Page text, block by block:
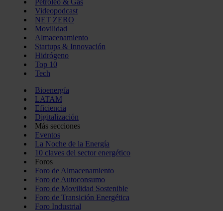
Videopodcast
NET ZERO
Movilidad
Almacenamiento
Startups & Innovación
Hidrógeno
Top 10
Tech
Bioenergía
LATAM
Eficiencia
Digitalización
Más secciones
Eventos
La Noche de la Energía
10 claves del sector energético
Foros
Foro de Almacenamiento
Foro de Autoconsumo
Foro de Movilidad Sostenible
Foro de Transición Energética
Foro Industrial